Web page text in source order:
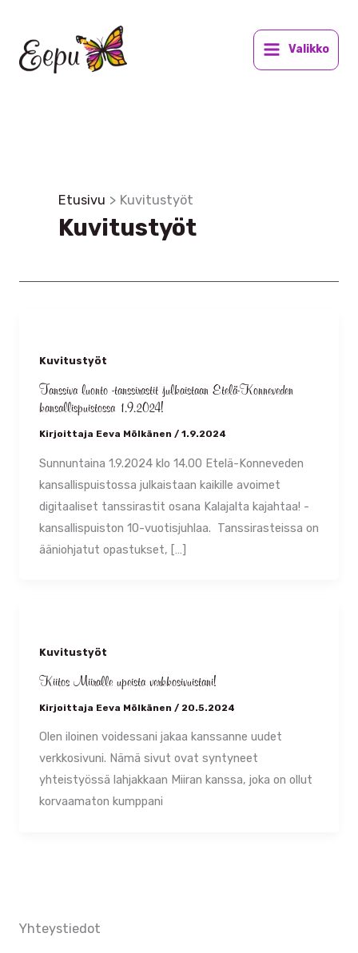
Valikko
Etusivu Kuvitustyöt
Kuvitustyöt
Kuvitustyöt
Tanssiva luonto -tanssirastit julkaistaan Etelä-Konneveden
kansallispuistossa 1.9.2024!
Kirjoittaja Eeva Mölkänen / 1.9.2024
Sunnuntaina 1.9.2024 klo 14.00 Etelä-Konneveden
kansallispuistossa julkaistaan kaikille avoimet
digitaaliset tanssirastit osana Kalajalta kajahtaa! -
kansallispuiston 10-vuotisjuhlaa. Tanssirasteissa on
ääniohjatut opastukset, […]
Kuvitustyöt
Kiitos Miiralle upeista verkkosivuistani!
Kirjoittaja Eeva Mölkänen / 20.5.2024
Olen iloinen voidessani jakaa kanssanne uudet
verkkosivuni. Nämä sivut ovat syntyneet
yhteistyössä lahjakkaan Miiran kanssa, joka on ollut
korvaamaton kumppani
Yhteystiedot